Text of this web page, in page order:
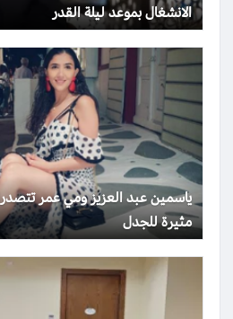
الانشغال بموعد ليلة القدر
مثيرة للجدل